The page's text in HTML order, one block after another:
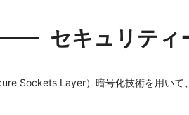
セキュリティ
Sockets Layer）暗号化技術を用いて